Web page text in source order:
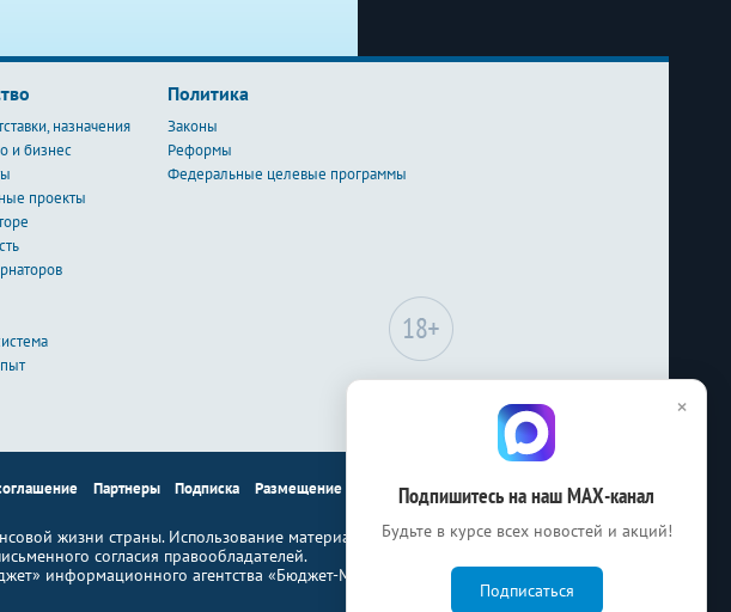
Сайт может содержать
предназначенные для лиц
назначения
и бизнес
проекты
Политика
Законы
Реформы
Федеральные целевые программы
Партнеры Подписка Размещение рекламы Контакты
жизни страны. Использование материалов Бюджет.ru
согласия правообладателей.
информационного агентства «Бюджет-Медиа»
×
Подпишитесь на наш МАХ-канал
Будьте в курсе всех новостей и акций!
Подписаться